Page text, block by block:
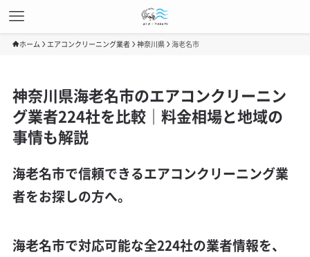
ホーム エアコンクリーニング業者 神奈川県 海老名市
神奈川県海老名市のエアコンクリーニン
グ業者224社を比較｜料金相場と地域の
事情も解説
海老名市で信頼できるエアコンクリーニング業
者をお探しの方へ。
海老名市で対応可能な全224社の業者情報を、